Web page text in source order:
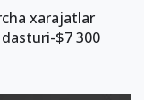
xarajatlar
$7 300